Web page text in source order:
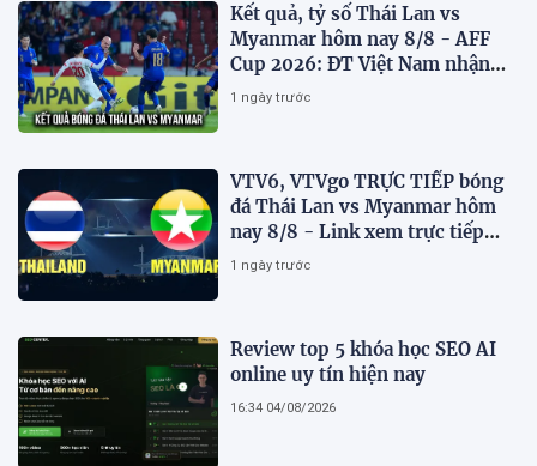
Kết quả, tỷ số Thái Lan vs
Myanmar hôm nay 8/8 - AFF
Cup 2026: ĐT Việt Nam nhận
tin vui
1 ngày trước
VTV6, VTVgo TRỰC TIẾP bóng
đá Thái Lan vs Myanmar hôm
nay 8/8 - Link xem trực tiếp
AFF Cup 2026 mới nhất
1 ngày trước
Review top 5 khóa học SEO AI
online uy tín hiện nay
16:34 04/08/2026